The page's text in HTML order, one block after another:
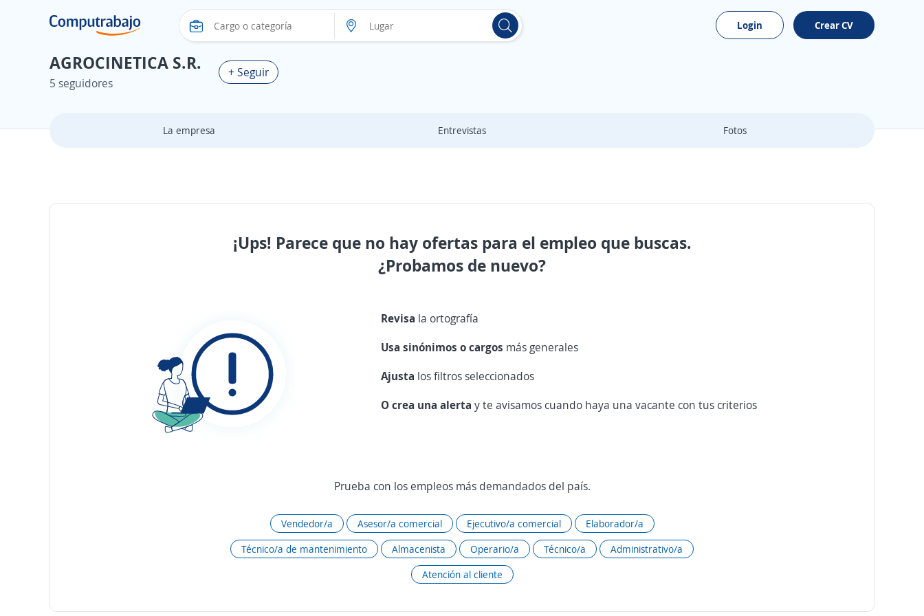
Login Crear CV
AGROCINETICA S.R.
5 seguidores
+ Seguir
La empresa Entrevistas Fotos
¡Ups! Parece que no hay ofertas para el empleo que buscas.
¿Probamos de nuevo?
Revisa la ortografía
Usa sinónimos o cargos más generales
Ajusta los filtros seleccionados
O crea una alertay te avisamos cuando haya una vacante con tus criterios
Prueba con los empleos más demandados del país.
Vendedor/a Asesor/a comercial Ejecutivo/a comercial
Elaborador/a
Técnico/a de mantenimiento
Almacenista Operario/a Técnico/a
Administrativo/a
Atención al cliente